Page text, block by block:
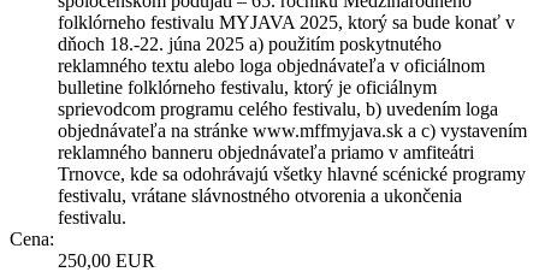
folklórneho festivalu MYJAVA 2025, ktorý sa bude konať v
dňoch 18.-22. júna 2025 a) použitím poskytnutého
reklamného textu alebo loga objednávateľa v oficiálnom
bulletine folklórneho festivalu, ktorý je oficiálnym
sprievodcom programu celého festivalu, b) uvedením loga
objednávateľa na stránke www.mffmyjava.sk a c) vystavením
reklamného banneru objednávateľa priamo v amfiteátri
Trnovce, kde sa odohrávajú všetky hlavné scénické programy
festivalu, vrátane slávnostného otvorenia a ukončenia
festivalu.
Cena:
250,00 EUR